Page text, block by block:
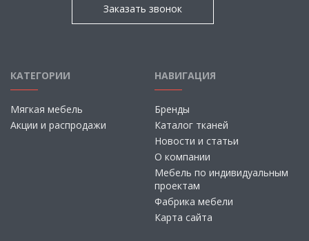
Заказать звонок
КАТЕГОРИИ
Мягкая мебель
Акции и распродажи
НАВИГАЦИЯ
Бренды
Каталог тканей
Новости и статьи
О компании
Мебель по индивидуальным
проектам
Фабрика мебели
Карта сайта